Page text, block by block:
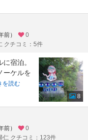
）
0
クチコミ：5件
宿泊。
ーケルを
を読む
8
）
0
仁 クチコミ：123件